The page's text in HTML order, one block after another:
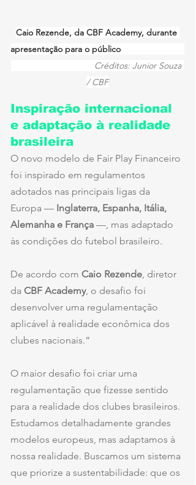
Caio Rezende, da CBF Academy, durante
apresentação para o público
Créditos: Junior Souza
/ CBF
Inspiração internacional
e adaptação à realidade
brasileira
O novo modelo de Fair Play Financeiro
foi inspirado em regulamentos
adotados nas principais ligas da
Europa — Inglaterra, Espanha, Itália,
Alemanha e França —, mas adaptado
às condições do futebol brasileiro.
De acordo com Caio Rezende, diretor
da CBF Academy, o desafio foi
desenvolver uma regulamentação
aplicável à realidade econômica dos
clubes nacionais.“
O maior desafio foi criar uma
regulamentação que fizesse sentido
para a realidade dos clubes brasileiros.
Estudamos detalhadamente grandes
modelos europeus, mas adaptamos à
nossa realidade. Buscamos um sistema
que priorize a sustentabilidade: que os